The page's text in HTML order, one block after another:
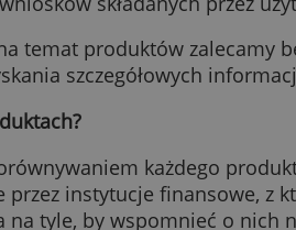
stanowi źródła
podczas
informacje również
do wniosków
na temat produktów
uzyskania